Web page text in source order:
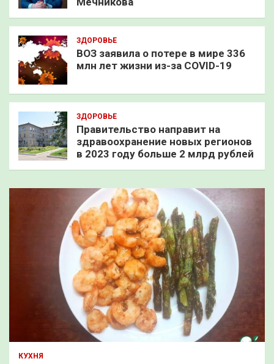
ЗДОРОВЬЕ
ВОЗ заявила о потере в мире 336
млн лет жизни из-за COVID-19
ЗДОРОВЬЕ
Правительство направит на
здравоохранение новых регионов
в 2023 году больше 2 млрд рублей
КУХНЯ